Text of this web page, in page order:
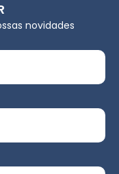
novidades